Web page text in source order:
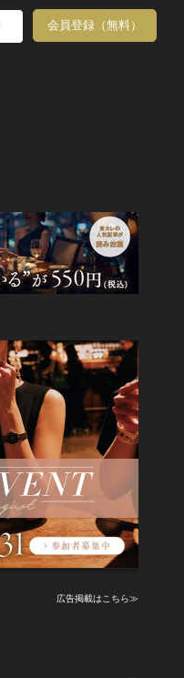
会員登録（無料）
広告掲載はこちら≫